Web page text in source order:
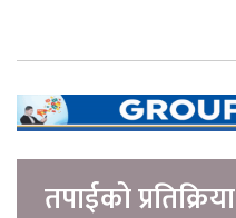
तपाईको प्रतिक्रिया